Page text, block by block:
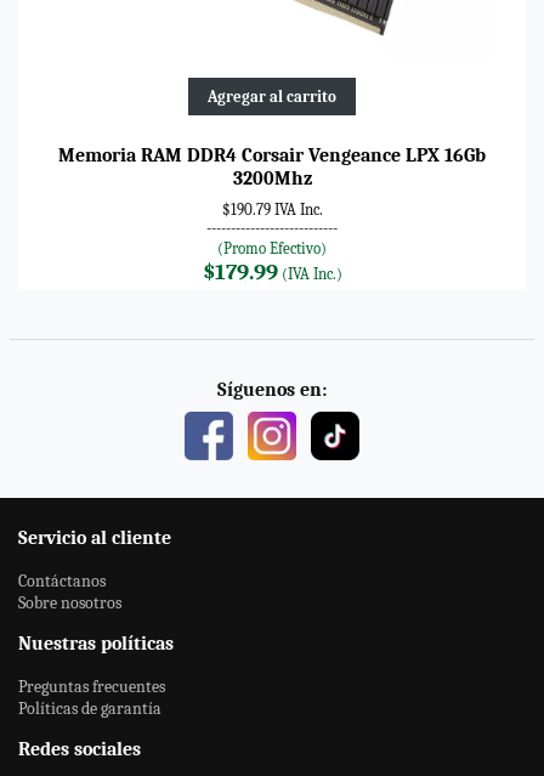
Agregar al carrito
Memoria RAM DDR4 Corsair Vengeance LPX 16Gb
3200Mhz
$190.79 IVA Inc.
---------------------------
(Promo Efectivo)
$179.99(IVA Inc.)
Síguenos en:
Servicio al cliente
Contáctanos
Sobre nosotros
Nuestras políticas
Preguntas frecuentes
Políticas de garantía
Redes sociales